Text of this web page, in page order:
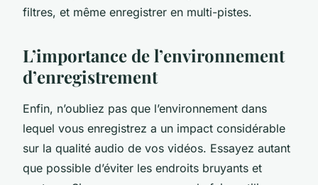
filtres, et même enregistrer en multi-pistes.
L’importance de l’environnement
d’enregistrement
Enfin, n’oubliez pas que l’environnement dans
lequel vous enregistrez a un impact considérable
sur la qualité audio de vos vidéos. Essayez autant
que possible d’éviter les endroits bruyants et